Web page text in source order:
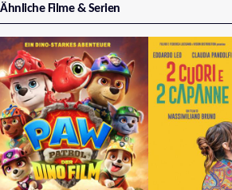
Ähnliche Filme & Serien